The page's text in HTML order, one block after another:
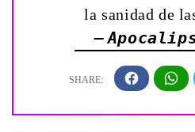
la sanidad de
—